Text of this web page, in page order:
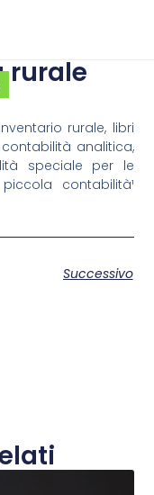
rurale
rurale, libri
analitica,
speciale per le
contabilità¹
Successivo